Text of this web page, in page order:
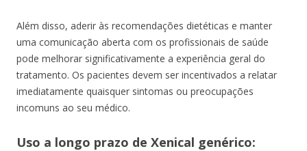
Além disso, aderir às recomendações dietéticas e manter
uma comunicação aberta com os profissionais de saúde
pode melhorar significativamente a experiência geral do
tratamento. Os pacientes devem ser incentivados a relatar
imediatamente quaisquer sintomas ou preocupações
incomuns ao seu médico.
Uso a longo prazo de Xenical genérico: